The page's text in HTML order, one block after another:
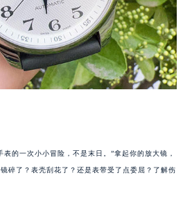
的一次小小冒险，不是末日。”拿起你的放大镜，
碎了？表壳刮花了？还是表带受了点委屈？了解伤